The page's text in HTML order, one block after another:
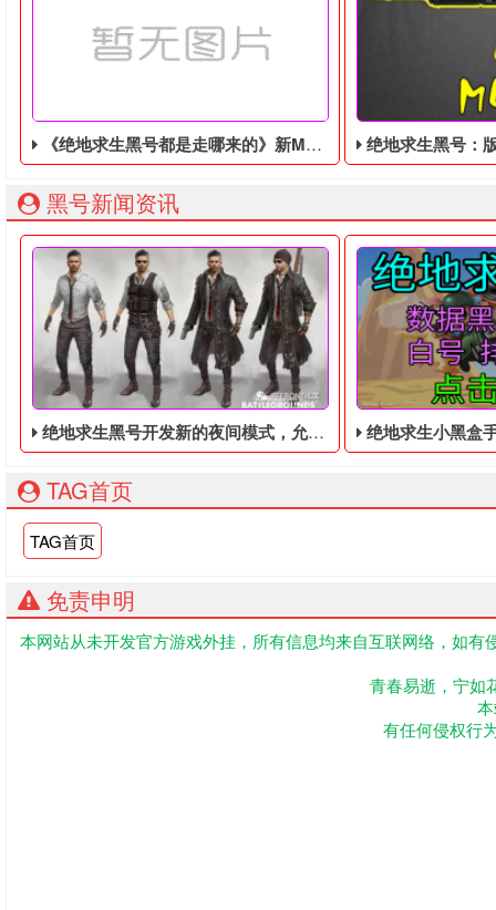
绝地求生黑号： 质保时间内找回换号！ 绝地求生白号： 四无
2036年，世界上
《绝地求生黑号都是走哪来的》新MOD集锦发布：双持机制、经济平衡和动态季节
《绝地求生黑号都是走哪来的》近日发布了一系列新的MOD
绝地求生黑号：版本的最强武
接下来，让我们
黑号新闻资讯
绝地求生黑号开发新的夜间模式，允许用户调整画面 绝地求生小黑盒手套时间可以
TAG首页
TAG首页
免责申明
本网站从未开发官方游戏外挂，所有信息均来自互联网络，如
青春易逝，宁如
有任何侵权行